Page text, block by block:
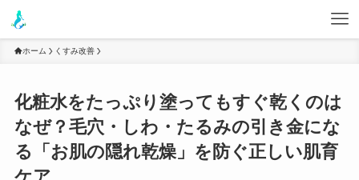
ホーム くすみ改善
化粧水をたっぷり塗ってもすぐ乾くのは
なぜ？毛穴・しわ・たるみの引き金にな
る「お肌の隠れ乾燥」を防ぐ正しい肌育